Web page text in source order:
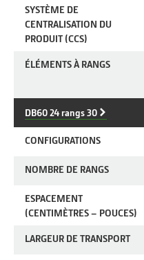
SYSTÈME DE
CENTRALISATION DU
PRODUIT (CCS)
ÉLÉMENTS À RANGS
DB60 24 rangs 30
CONFIGURATIONS
NOMBRE DE RANGS
ESPACEMENT
(CENTIMÈTRES – POUCES)
LARGEUR DE TRANSPORT